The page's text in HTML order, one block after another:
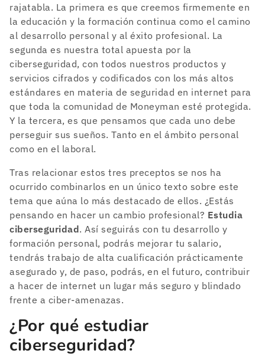
rajatabla. La primera es que creemos firmemente en
la educación y la formación continua como el camino
al desarrollo personal y al éxito profesional. La
segunda es nuestra total apuesta por la
ciberseguridad, con todos nuestros productos y
servicios cifrados y codificados con los más altos
estándares en materia de seguridad en internet para
que toda la comunidad de Moneyman esté protegida.
Y la tercera, es que pensamos que cada uno debe
perseguir sus sueños. Tanto en el ámbito personal
como en el laboral.
Tras relacionar estos tres preceptos se nos ha
ocurrido combinarlos en un único texto sobre este
tema que aúna lo más destacado de ellos. ¿Estás
pensando en hacer un cambio profesional? Estudia
ciberseguridad. Así seguirás con tu desarrollo y
formación personal, podrás mejorar tu salario,
tendrás trabajo de alta cualificación prácticamente
asegurado y, de paso, podrás, en el futuro, contribuir
a hacer de internet un lugar más seguro y blindado
frente a ciber-amenazas.
¿Por qué estudiar
ciberseguridad?